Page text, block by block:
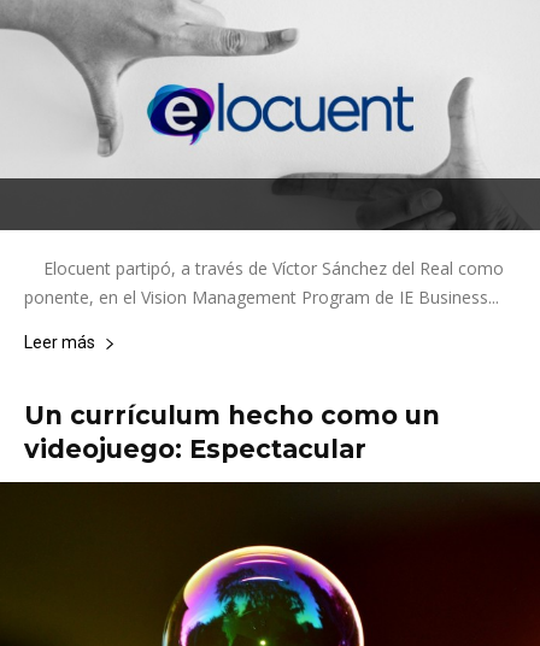
Elocuent partipó, a través de Víctor Sánchez del Real como
ponente, en el Vision Management Program de IE Business...
Leer más
Un currículum hecho como un
videojuego: Espectacular